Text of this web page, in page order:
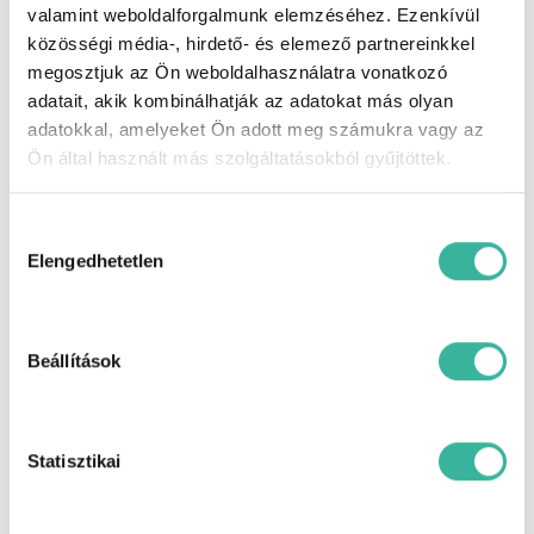
valamint weboldalforgalmunk elemzéséhez. Ezenkívül
közösségi média-, hirdető- és elemező partnereinkkel
megosztjuk az Ön weboldalhasználatra vonatkozó
adatait, akik kombinálhatják az adatokat más olyan
adatokkal, amelyeket Ön adott meg számukra vagy az
Ön által használt más szolgáltatásokból gyűjtöttek.
kiválasztása
Elengedhetetlen
Beállítások
Statisztikai
segélyhívó, automatikusan sötétedő
belső tükör, AUX csatlakozó, bluetooth-
os kihangosító, bőr belső, bőrkormány,
centrálzár, csomag rögzítő,
deréktámasz, digitális műszeregység,
digitális többzónás klíma, dönthető
utasülések, EBD/EBV (elektronikus
fékerő-elosztó), EDC (elektronikus
lengéscsillapítás vezérlés), EDS
hátul, elektromos csomagtérajtó-
elektromosan behajtható külső tükrök,
elektronikus rögzítőfék, első-hátsó
fedélzeti komputer, fékasszisztens,